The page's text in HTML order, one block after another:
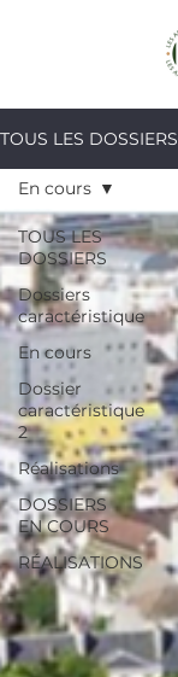
TOUS LES DOSSIERS
TOUS LES
DOSSIERS
Dossiers
caractéristique
En cours
Dossier
caractéristique
2
Réalisations
DOSSIERS
EN COURS
RÉALISATIONS
En cours